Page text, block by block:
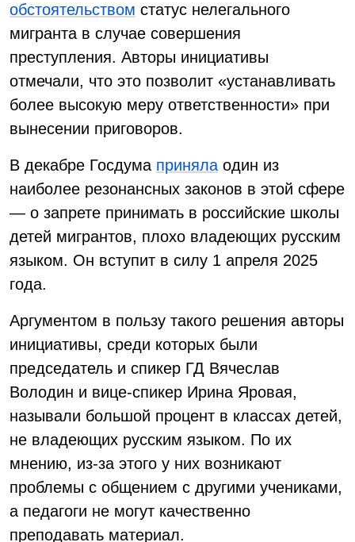
обстоятельством статус нелегального
мигранта в случае совершения
преступления. Авторы инициативы
отмечали, что это позволит «устанавливать
более высокую меру ответственности» при
вынесении приговоров.
В декабре Госдума приняла один из
наиболее резонансных законов в этой сфере
— о запрете принимать в российские школы
детей мигрантов, плохо владеющих русским
языком. Он вступит в силу 1 апреля 2025
года.
Аргументом в пользу такого решения авторы
инициативы, среди которых были
председатель и спикер ГД Вячеслав
Володин и вице-спикер Ирина Яровая,
называли большой процент в классах детей,
не владеющих русским языком. По их
мнению, из-за этого у них возникают
проблемы с общением с другими учениками,
а педагоги не могут качественно
преподавать материал.